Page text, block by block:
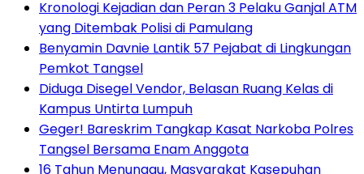
Kronologi Kejadian dan Peran 3 Pelaku Ganjal ATM
yang Ditembak Polisi di Pamulang
Benyamin Davnie Lantik 57 Pejabat di Lingkungan
Pemkot Tangsel
Diduga Disegel Vendor, Belasan Ruang Kelas di
Kampus Untirta Lumpuh
Geger! Bareskrim Tangkap Kasat Narkoba Polres
Tangsel Bersama Enam Anggota
16 Tahun Menunggu, Masyarakat Kasepuhan